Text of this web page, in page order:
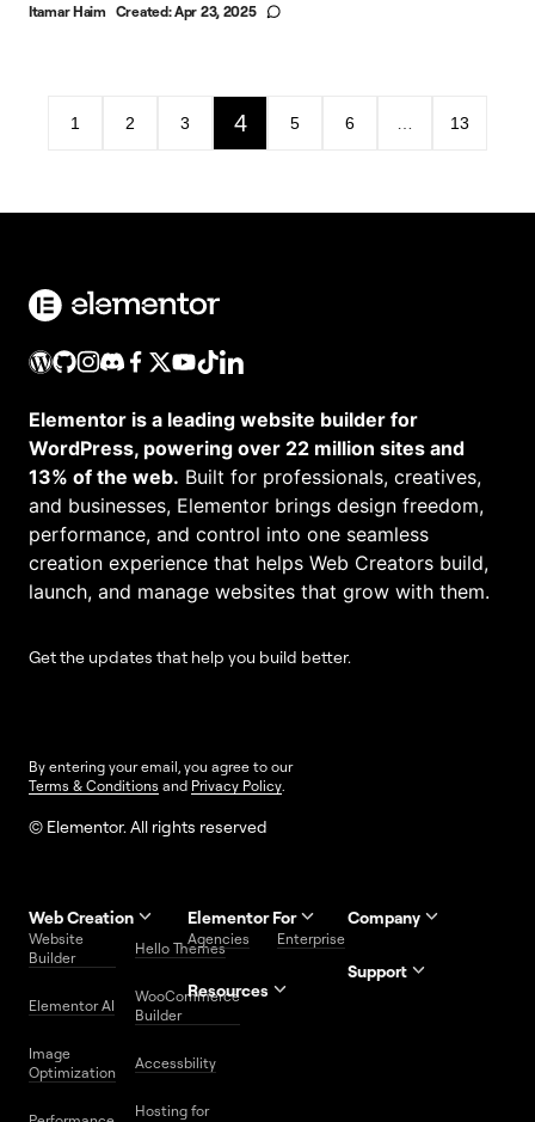
Itamar Haim Created:Apr 23, 2025
1 2 3 4 5 6 13
Elementor is a leading website builder for
WordPress, powering over 22 million sites and
13% of the web. Built for professionals, creatives,
and businesses, Elementor brings design freedom,
performance, and control into one seamless
creation experience that helps Web Creators build,
launch, and manage websites that grow with them.
Get the updates that help you build better.
By entering your email, you agree to our
Terms & Conditions and Privacy Policy.
© Elementor. All rights reserved
Web Creation
Website
Builder
Hello Themes
Elementor AI
WooCommerce
Builder
Image
Optimization
Accessbility
Hosting for
Elementor For
Agencies Enterprise
Resources
Website
Free
Company
Support